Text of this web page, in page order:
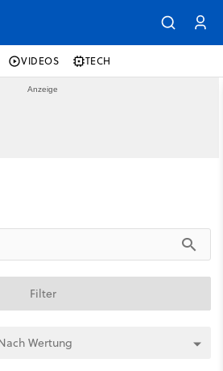
VIDEOS TECH
Filter